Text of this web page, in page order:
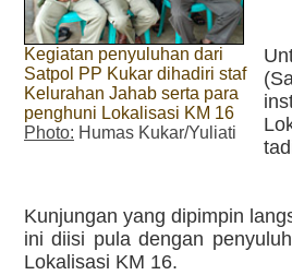
Kegiatan penyuluhan dari
Satpol PP Kukar dihadiri staf
Kelurahan Jahab serta para
penghuni Lokalisasi KM 16
Photo: Humas Kukar/Yuliati
Kunjungan yang dipimpin
ini diisi pula dengan
Lokalisasi KM 16.